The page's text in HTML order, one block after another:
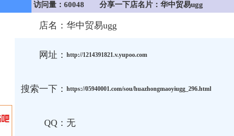
访问量：60048 分享一下店名片：华中贸易ugg
店名： 华中贸易ugg
网址： http://1214391821.v.yupoo.com
搜索一下： https://05940001.com/sou/huazhongmaoyiugg_296.html
QQ： 无